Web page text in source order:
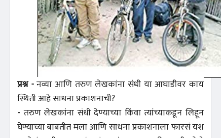
प्रश्न -नव्या आणि तरुण लेखकांना संधी या आघाडीवर काय
स्थिती आहे साधना प्रकाशनाची?
- तरुण लेखकांना संधी देण्याच्या किंवा त्यांच्याकडून लिहून
घेण्याच्या बाबतीत मला आणि साधना प्रकाशनाला फारसं यश